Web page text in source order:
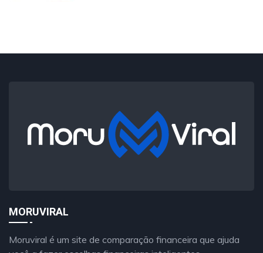
MORUVIRAL
Moruviral é um site de comparação financeira que ajuda